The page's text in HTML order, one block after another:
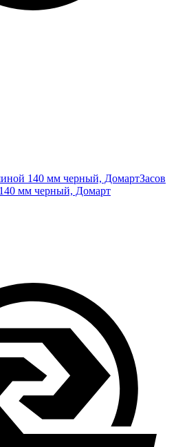
140 мм черный, ДомартЗасов
мм черный, Домарт